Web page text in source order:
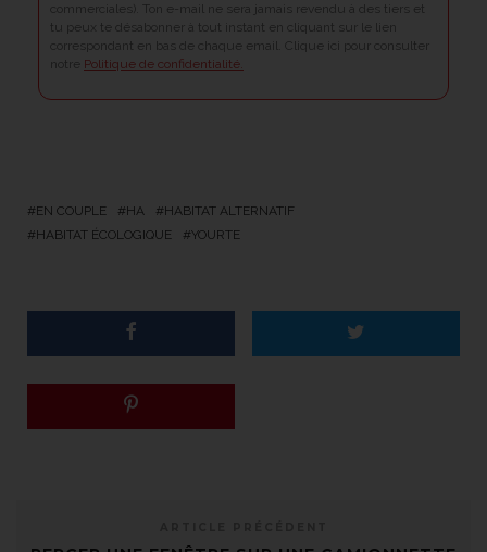
commerciales). Ton e-mail ne sera jamais revendu à des tiers et
tu peux te désabonner à tout instant en cliquant sur le lien
correspondant en bas de chaque email. Clique ici pour consulter
notre Politique de confidentialité.
EN COUPLE HA
HABITAT ALTERNATIF
HABITAT ÉCOLOGIQUE
YOURTE